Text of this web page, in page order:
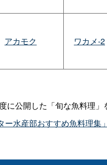
アカモク ワカメ-2
に公開した「旬な魚料理」
ー水産部おすすめ魚料理集